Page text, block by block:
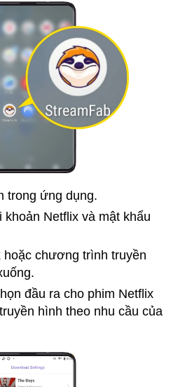
trong ứng dụng.
Netflix và mật khẩu
hoặc chương trình truyền
đầu ra cho phim Netflix
hình theo nhu cầu của